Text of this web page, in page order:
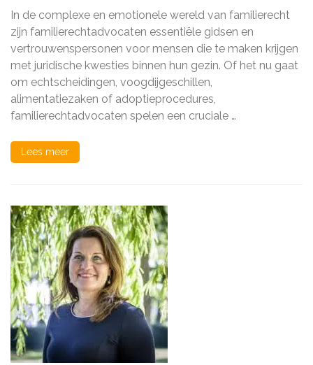
bij
Beschermen
van
In de complexe en emotionele wereld van familierecht
zijn familierechtadvocaten essentiële gidsen en
vertrouwenspersonen voor mensen die te maken krijgen
met juridische kwesties binnen hun gezin. Of het nu gaat
om echtscheidingen, voogdijgeschillen,
alimentatiezaken of adoptieprocedures,
familierechtadvocaten spelen een cruciale …
Lees meer